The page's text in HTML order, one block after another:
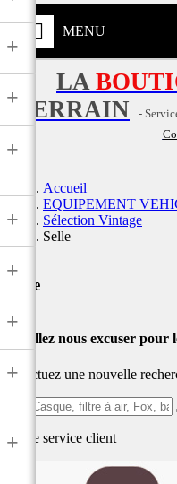
MENU
+
+
+
+
+
+
+
+
LA
TERRAIN
-
Accueil
EQUIPEMENT
Sélection Vintage
Selle
Selle
Veuillez nous excuser pour
Effectuez une nouvelle
Notre service client